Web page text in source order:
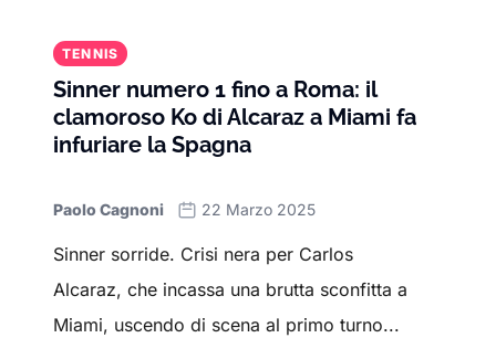
TENNIS
Sinner numero 1 fino a Roma: il
clamoroso Ko di Alcaraz a Miami fa
infuriare la Spagna
Paolo Cagnoni 22 Marzo 2025
Sinner sorride. Crisi nera per Carlos
Alcaraz, che incassa una brutta sconfitta a
Miami, uscendo di scena al primo turno...